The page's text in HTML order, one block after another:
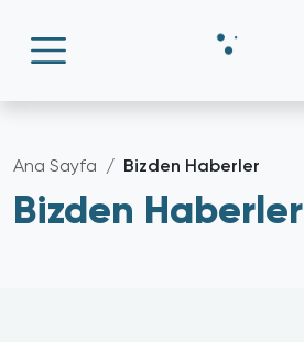
Ana Sayfa Bizden Haberler
Bizden Haberler